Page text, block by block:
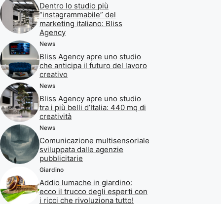
Dentro lo studio più
“instagrammabile” del
marketing italiano: Bliss
Agency
News
Bliss Agency apre uno studio
che anticipa il futuro del lavoro
creativo
News
Bliss Agency apre uno studio
tra i più belli d’Italia: 440 mq di
creatività
News
Comunicazione multisensoriale
sviluppata dalle agenzie
pubblicitarie
Giardino
Addio lumache in giardino:
ecco il trucco degli esperti con
i ricci che rivoluziona tutto!